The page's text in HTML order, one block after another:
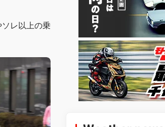
レ以上の乗